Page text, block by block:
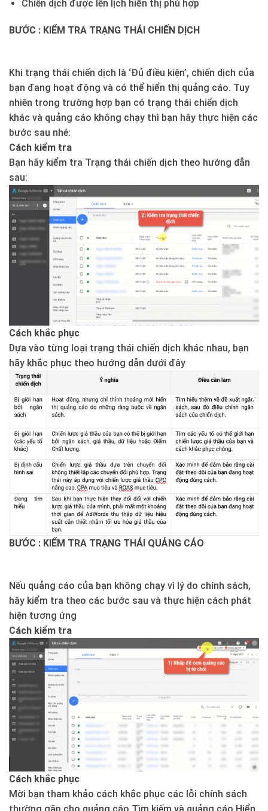
Chiến dịch được lên lịch hiển thị phù hợp
BƯỚC : KIỂM TRA TRẠNG THÁI CHIẾN DỊCH
Khi trạng thái chiến dịch là ‘Đủ điều kiện’, chiến dịch của
bạn đang hoạt động và có thể hiển thị quảng cáo. Tuy
nhiên trong trường hợp bạn có trạng thái chiến dịch
khác và quảng cáo không chạy thì bạn hãy thực hiện các
bước sau nhé:
Cách kiểm tra
Bạn hãy kiểm tra Trạng thái chiến dịch theo hướng dẫn
sau:
Cách khắc phục
Dựa vào từng loại trạng thái chiến dịch khác nhau, bạn
hãy khắc phục theo hướng dẫn dưới đây
BƯỚC : KIỂM TRA TRẠNG THÁI QUẢNG CÁO
Nếu quảng cáo của bạn không chạy vì lý do chính sách,
hãy kiểm tra theo các bước sau và thực hiện cách phát
hiện tương ứng
Cách kiểm tra
Cách khắc phục
Mời bạn tham khảo cách khắc phục các lỗi chính sách
thường gặp cho quảng cáo Tìm kiếm và quảng cáo Hiển